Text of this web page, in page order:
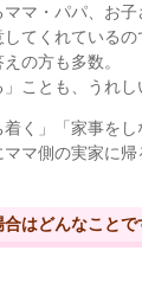
マ・パパ、お子
てくれている
の方も多数。
ことも、うれし
着く」「家事を
マ側の実家に
はどんなことで